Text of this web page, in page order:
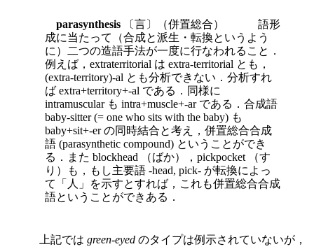
parasynthesis 〔言〕（併置総合） 語形
成に当たって（合成と派生・転換というよう
に）二つの造語手法が一度に行なわれること．
例えば，extraterritorial は extra-territorial とも，
(extra-territory)-al とも分析できない．分析すれ
ば extra+territory+-al である．同様に
intramuscular も intra+muscle+-ar である．合成語
baby-sitter (= one who sits with the baby) も
baby+sit+-er の同時結合と考え，併置総合合成
語 (parasynthetic compound) ということができ
る．また blockhead （ばか），pickpocket （す
り）も，もし主要語 -head, pick- が転換によっ
て「人」を示すとすれば，これも併置総合合成
語ということができある．
上記では green-eyed のタイプは例示されていないが，